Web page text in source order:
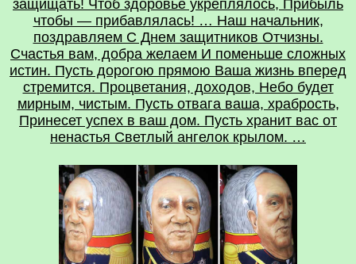
защищать! Чтоб здоровье укреплялось, Прибыль
чтобы — прибавлялась! … Наш начальник,
поздравляем С Днем защитников Отчизны.
Счастья вам, добра желаем И поменьше сложных
истин. Пусть дорогою прямою Ваша жизнь вперед
стремится. Процветания, доходов, Небо будет
мирным, чистым. Пусть отвага ваша, храбрость,
Принесет успех в ваш дом. Пусть хранит вас от
ненастья Светлый ангелок крылом. …